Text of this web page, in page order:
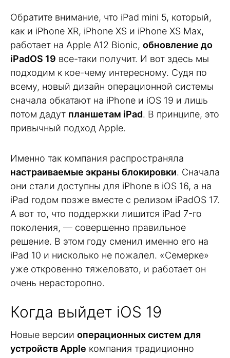
Обратите внимание, что iPad mini 5, который,
как и iPhone XR, iPhone XS и iPhone XS Max,
работает на Apple A12 Bionic, обновление до
iPadOS 19 все-таки получит. И вот здесь мы
подходим к кое-чему интересному. Судя по
всему, новый дизайн операционной системы
сначала обкатают на iPhone и iOS 19 и лишь
потом дадут планшетам iPad. В принципе, это
привычный подход Apple.
Именно так компания распространяла
настраиваемые экраны блокировки. Сначала
они стали доступны для iPhone в iOS 16, а на
iPad годом позже вместе с релизом iPadOS 17.
А вот то, что поддержки лишится iPad 7-го
поколения, — совершенно правильное
решение. В этом году сменил именно его на
iPad 10 и нисколько не пожалел. «Семерке»
уже откровенно тяжеловато, и работает он
очень нерасторопно.
Когда выйдет iOS 19
Новые версии операционных систем для
устройств Apple компания традиционно